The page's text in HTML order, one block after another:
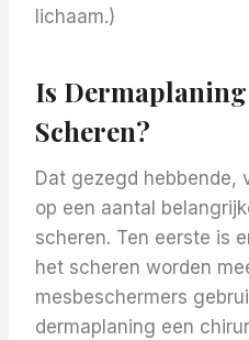
lichaam.)
Is
Scheren?
Dat gezegd hebbende,
op een aantal
scheren. Ten eerste is
het scheren worden
mesbeschermers
dermaplaning een